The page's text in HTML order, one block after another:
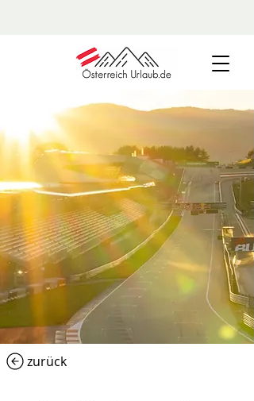
zurück